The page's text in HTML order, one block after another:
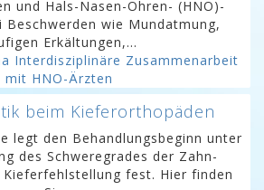
und Hals-Nasen-Ohren- (HNO)-
Beschwerden wie Mundatmung,
Erkältungen,...
Interdisziplinäre Zusammenarbeit
mit HNO-Ärzten
beim Kieferorthopäden
legt den Behandlungsbeginn unter
des Schweregrades der Zahn-
Kieferfehlstellung fest. Hier finden